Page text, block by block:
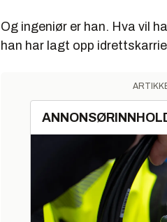
Og ingeniør er han. Hva vil
han har lagt opp